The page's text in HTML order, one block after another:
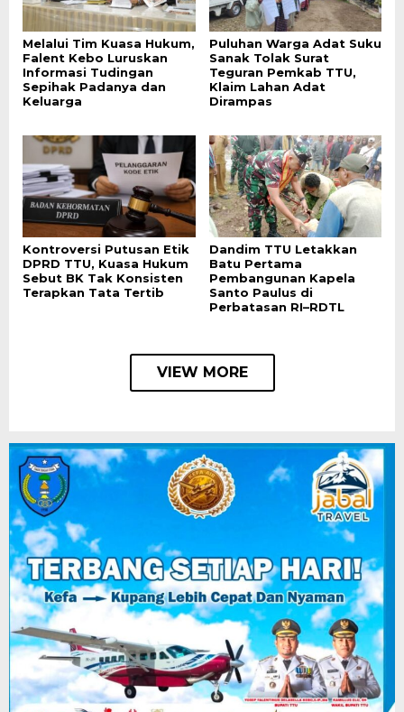
Melalui Tim Kuasa Hukum,
Falent Kebo Luruskan
Informasi Tudingan
Sepihak Padanya dan
Keluarga
Puluhan Warga Adat Suku
Sanak Tolak Surat
Teguran Pemkab TTU,
Klaim Lahan Adat
Dirampas
Kontroversi Putusan Etik
DPRD TTU, Kuasa Hukum
Sebut BK Tak Konsisten
Terapkan Tata Tertib
Dandim TTU Letakkan
Batu Pertama
Pembangunan Kapela
Santo Paulus di
Perbatasan RI–RDTL
VIEW MORE